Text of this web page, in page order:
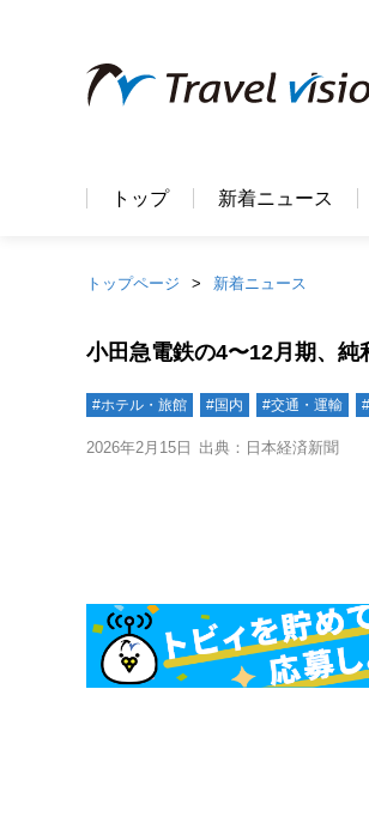
トップ 新着ニュース
トップページ 新着ニュース
小田急電鉄の4〜12月期、
#ホテル・旅館 #国内 #交通・運輸
2026年2月15日 出典：日本経済新聞